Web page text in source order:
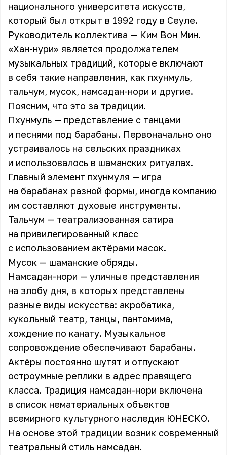
национального университета искусств,
который был открыт в 1992 году в Сеуле.
Руководитель коллектива — Ким Вон Мин.
«Хан-нури» является продолжателем
музыкальных традиций, которые включают
в себя такие направления, как пхунмуль,
тальчум, мусок, намсадан-нори и другие.
Поясним, что это за традиции.
Пхунмуль — представление с танцами
и песнями под барабаны. Первоначально оно
устраивалось на сельских праздниках
и использовалось в шаманских ритуалах.
Главный элемент пхунмуля — игра
на барабанах разной формы, иногда компанию
им составляют духовые инструменты.
Тальчум — театрализованная сатира
на привилегированный класс
с использованием актёрами масок.
Мусок — шаманские обряды.
Намсадан-нори — уличные представления
на злобу дня, в которых представлены
разные виды искусства: акробатика,
кукольный театр, танцы, пантомима,
хождение по канату. Музыкальное
сопровождение обеспечивают барабаны.
Актёры постоянно шутят и отпускают
остроумные реплики в адрес правящего
класса. Традиция намсадан-нори включена
в список нематериальных объектов
всемирного культурного наследия ЮНЕСКО.
На основе этой традиции возник современный
театральный стиль намсадан.